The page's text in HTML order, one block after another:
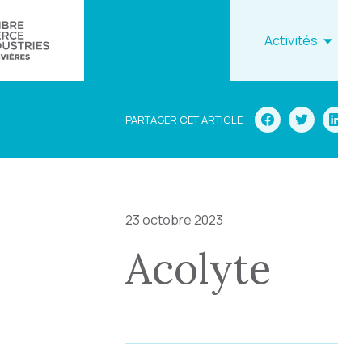
Activités
PARTAGER CET ARTICLE
23 octobre 2023
Acolyte